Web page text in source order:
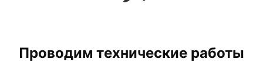
Проводим технические работы